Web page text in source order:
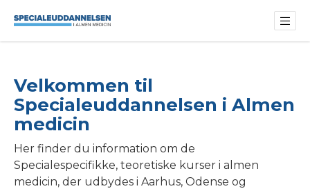
Velkommen til
Specialeuddannelsen i Almen
medicin
Her finder du information om de
Specialespecifikke, teoretiske kurser i almen
medicin, der udbydes i Aarhus, Odense og